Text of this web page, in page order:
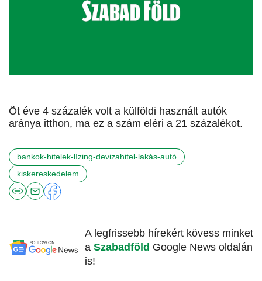
Öt éve 4 százalék volt a külföldi használt autók
aránya itthon, ma ez a szám eléri a 21 százalékot.
bankok-hitelek-lízing-devizahitel-lakás-autó
kiskereskedelem
A legfrissebb hírekért kövess minket
a Szabadföld Google News oldalán
is!